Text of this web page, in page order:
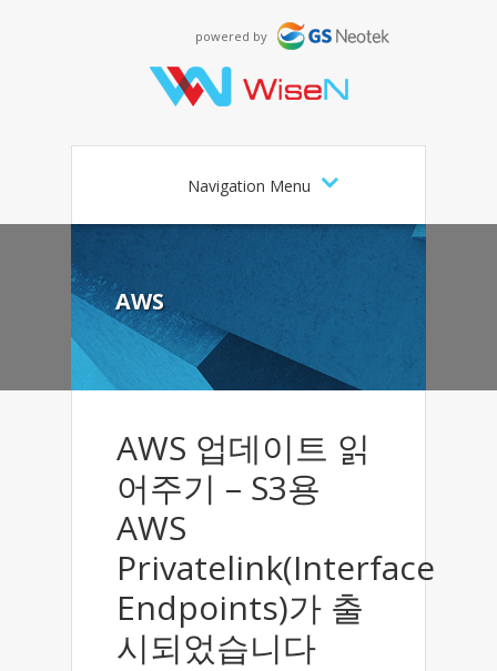
powered by
Navigation Menu
AWS
AWS 업데이트 읽
어주기 – S3용
AWS
Privatelink(Interface
Endpoints)가 출
시되었습니다